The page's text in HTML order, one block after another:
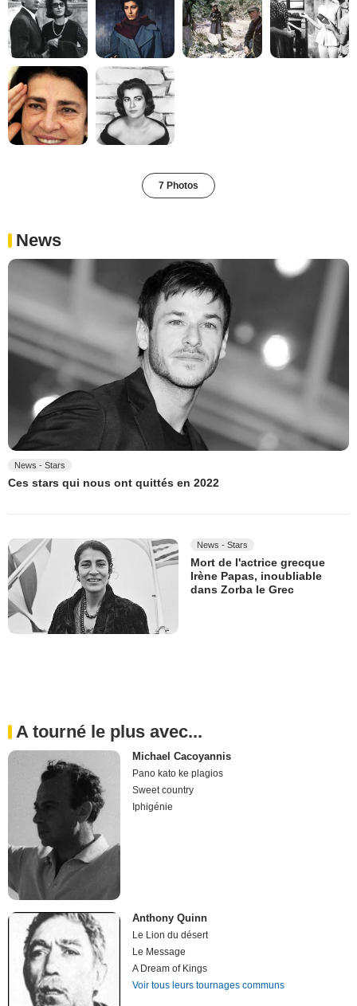
7 Photos
News
News - Stars
Ces stars qui nous ont quittés en 2022
News - Stars
Mort de l'actrice grecque
Irène Papas, inoubliable
dans Zorba le Grec
A tourné le plus avec...
Michael Cacoyannis
Pano kato ke plagios
Sweet country
Iphigénie
Anthony Quinn
Le Lion du désert
Le Message
A Dream of Kings
Voir tous leurs tournages communs